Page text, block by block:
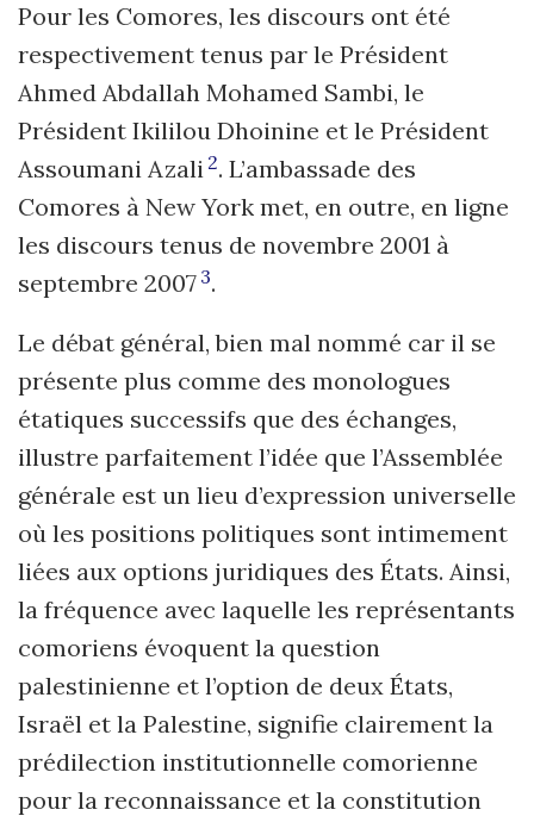
Pour les Comores, les discours ont été
respectivement tenus par le Président
Ahmed Abdallah Mohamed Sambi, le
Président Ikililou Dhoinine et le Président
Assoumani Azali 2. L’ambassade des
Comores à New York met, en outre, en ligne
les discours tenus de novembre 2001 à
septembre 2007 3.
Le débat général, bien mal nommé car il se
présente plus comme des monologues
étatiques successifs que des échanges,
illustre parfaitement l’idée que l’Assemblée
générale est un lieu d’expression universelle
où les positions politiques sont intimement
liées aux options juridiques des États. Ainsi,
la fréquence avec laquelle les représentants
comoriens évoquent la question
palestinienne et l’option de deux États,
Israël et la Palestine, signifie clairement la
prédilection institutionnelle comorienne
pour la reconnaissance et la constitution